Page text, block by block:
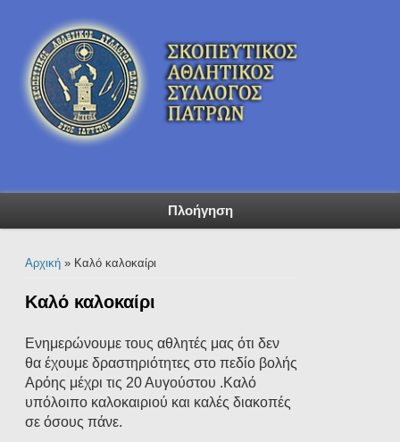
Πλοήγηση
Είστε εδώ
Αρχική» Καλό καλοκαίρι
Καλό καλοκαίρι
Ενημερώνουμε τους αθλητές μας ότι δεν
θα έχουμε δραστηριότητες στο πεδίο βολής
Αρόης μέχρι τις 20 Αυγούστου .Καλό
υπόλοιπο καλοκαιριού και καλές διακοπές
σε όσους πάνε.